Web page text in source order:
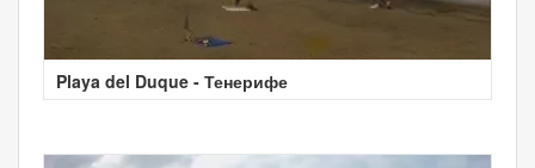
Playa del Duque - Тенерифе